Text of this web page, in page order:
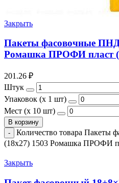
Закрыть
Пакеты фасовочные ПНД
Ромашка ПРОФИ пласт
201.26 ₽
Штук
Упаковок (x 1 шт)
Мест (x 10 шт)
В корзину
Количество товара Пакеты
(18х27) 1503 Ромашка ПРОФИ
Закрыть